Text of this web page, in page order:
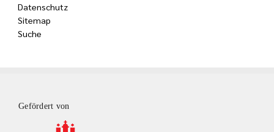
Datenschutz
Sitemap
Suche
Gefördert von